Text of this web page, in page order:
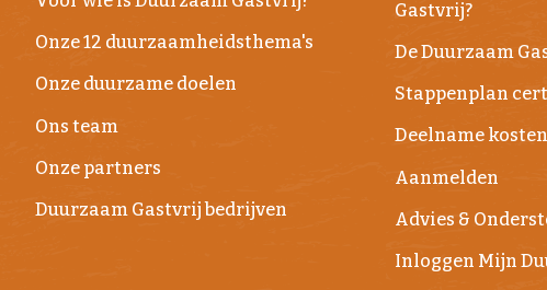
Onze 12 duurzaamheidsthema's
Onze duurzame doelen
Ons team
Onze partners
Duurzaam Gastvrij bedrijven
Gastvrij?
De Duurzaam
Stappenplan
Deelname
Aanmelden
Advies &
Inloggen Mijn